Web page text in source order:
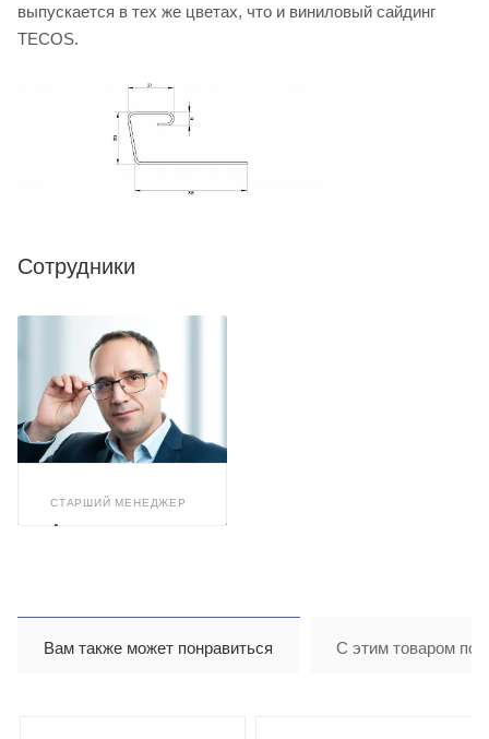
выпускается в тех же цветах, что и виниловый сайдинг
TECOS.
Сотрудники
СТАРШИЙ МЕНЕДЖЕР
Александр
Вам также может понравиться С этим товаром